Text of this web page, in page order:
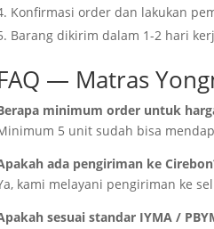
Konfirmasi order dan lakukan
Barang dikirim dalam 1-2 hari
— Matras
minimum order untuk
5 unit sudah bisa
ada pengiriman ke
kami melayani pengiriman ke
sesuai standar IYMA /